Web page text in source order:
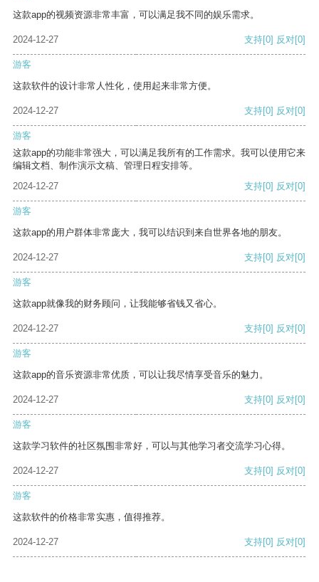
这款app的视频资源非常丰富，可以满足我不同的娱乐需求。
2024-12-27 支持[0] 反对[0]
游客
这款软件的设计非常人性化，使用起来非常方便。
2024-12-27 支持[0] 反对[0]
游客
这款app的功能非常强大，可以满足我所有的工作需求。我可以使用它来
编辑文档、制作演示文稿、管理日程安排等。
2024-12-27
支持[0] 反对[0]
游客
这款app的用户群体非常庞大，我可以结识到来自世界各地的朋友。
2024-12-27 支持[0] 反对[0]
游客
这款app就像我的财务顾问，让我能够省钱又省心。
2024-12-27 支持[0] 反对[0]
游客
这款app的音乐资源非常优质，可以让我尽情享受音乐的魅力。
2024-12-27 支持[0] 反对[0]
游客
这款学习软件的社区氛围非常好，可以与其他学习者交流学习心得。
2024-12-27 支持[0] 反对[0]
游客
这款软件的价格非常实惠，值得推荐。
2024-12-27 支持[0] 反对[0]